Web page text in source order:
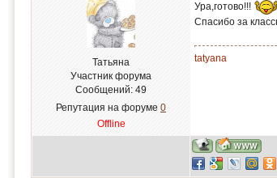
Татьяна
Участник форума
Сообщений: 49
Репутация на форуме 0
Offline
Ура,готово!!!
Спасибо за
tatyana